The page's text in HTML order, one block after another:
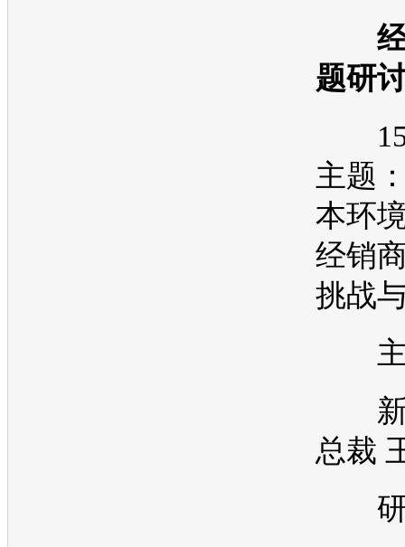
题研
主题
本环
经销
挑战
主
新
总裁
研